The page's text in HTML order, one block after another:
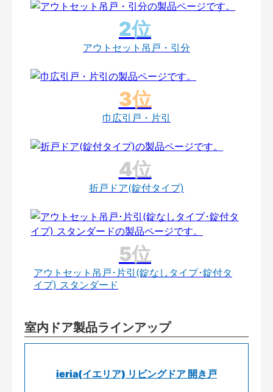
アウトセット吊戸・引分
巾広引戸・片引
折戸ドア(錠付タイプ)
アウトセット吊戸･片引(錠なしタイプ･錠付タ
イプ) スタンダード
室内ドア製品ラインアップ
ieria(イエリア) リビングドア 開き戸